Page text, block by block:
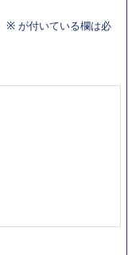
※ が付いている欄は必